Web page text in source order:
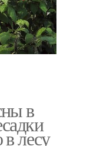
в
лесу